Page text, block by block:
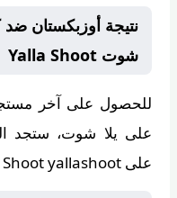
نتيجة أوزبكستان ضد
شوت Yalla Shoot
للحصول على آخر
على يلا شوت، ستجد
على Yalla Shoot yallashoot.